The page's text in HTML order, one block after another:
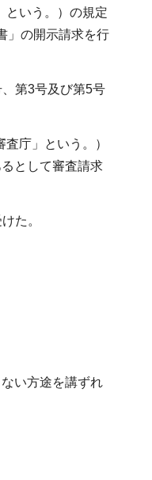
という。）の規定
」の開示請求を行
第3号及び第5号
庁」という。）
として審査請求
た。
い方途を講ずれ